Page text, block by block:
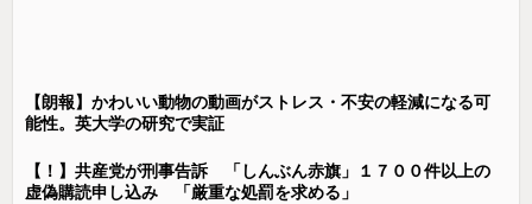
【朗報】かわいい動物の動画がストレス・不安の軽減になる可
能性。英大学の研究で実証
【！】共産党が刑事告訴 「しんぶん赤旗」１７００件以上の
虚偽購読申し込み 「厳重な処罰を求める」